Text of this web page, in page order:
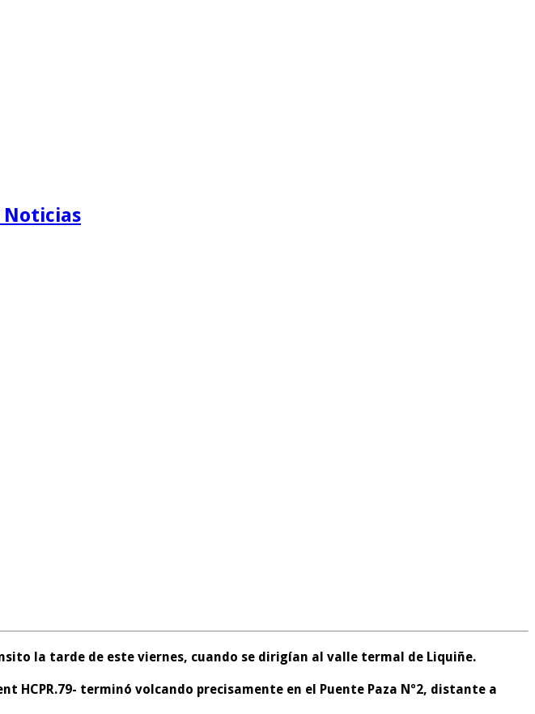
la tarde de este viernes, cuando se dirigían al valle termal de Liquiñe.
HCPR.79- terminó volcando precisamente en el Puente Paza Nº2, distante a